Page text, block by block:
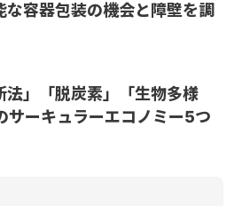
な容器包装の機会と障壁を調
法」「脱炭素」「生物多様
ーキュラーエコノミー5つ